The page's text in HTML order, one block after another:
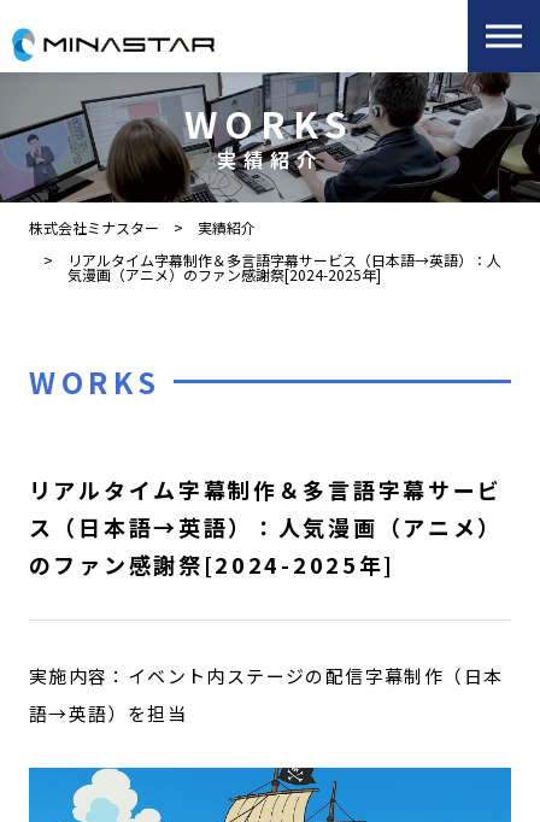
WORKS
実績紹介
株式会社ミナスター
実績紹介
リアルタイム字幕制作＆多言語字幕サービス（日本語→英語）：人
気漫画（アニメ）のファン感謝祭[2024-2025年]
WORKS
リアルタイム字幕制作＆多言語字幕サービ
ス（日本語→英語）：人気漫画（アニメ）
のファン感謝祭[2024-2025年]
実施内容：イベント内ステージの配信字幕制作（日本
語→英語）を担当